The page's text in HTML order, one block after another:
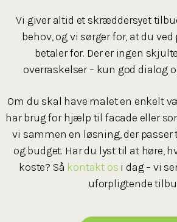
Vi giver altid et skræddersyet
behov, og vi sørger for, at du
betaler for. Der er ingen
overraskelser – kun god dialog
Om du skal have malet en enkelt
har brug for hjælp til facade eller
vi sammen en løsning, der
og budget. Har du lyst til at høre,
koste? Så kontakt os i dag – vi
uforpligtende